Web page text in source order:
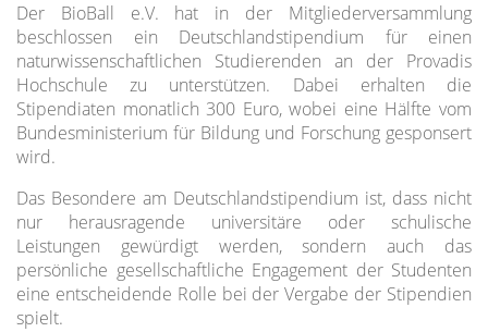
Der BioBall e.V. hat in der Mitgliederversammlung
beschlossen ein Deutschlandstipendium für einen
naturwissenschaftlichen Studierenden an der Provadis
Hochschule zu unterstützen. Dabei erhalten die
Stipendiaten monatlich 300 Euro, wobei eine Hälfte vom
Bundesministerium für Bildung und Forschung gesponsert
wird.
Das Besondere am Deutschlandstipendium ist, dass nicht
nur herausragende universitäre oder schulische
Leistungen gewürdigt werden, sondern auch das
persönliche gesellschaftliche Engagement der Studenten
eine entscheidende Rolle bei der Vergabe der Stipendien
spielt.